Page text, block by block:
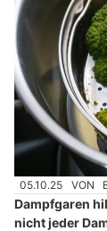
05.10.25 VON
Dampfgaren
nicht jeder